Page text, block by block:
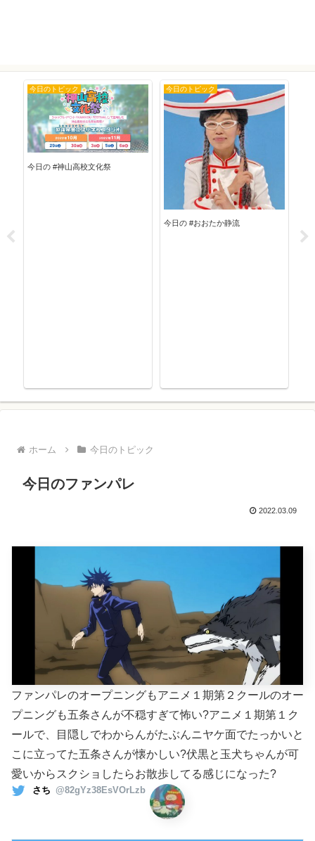
今日のトピック
今日の #神山高校文化祭
今日のトピック
今日の #おおたか静流
ホーム 今日のトピック
今日のファンパレ
2022.03.09
ファンパレのオープニングもアニメ１期第２クールのオー
プニングも五条さんが不穏すぎて怖い?アニメ１期第１ク
ールで、目隠しでわからんがたぶんニヤケ面でたっかいと
こに立ってた五条さんが懐かしい?伏黒と玉犬ちゃんが可
愛いからスクショしたらお散歩してる感じになった?
さち @82gYz38EsVOrLzb